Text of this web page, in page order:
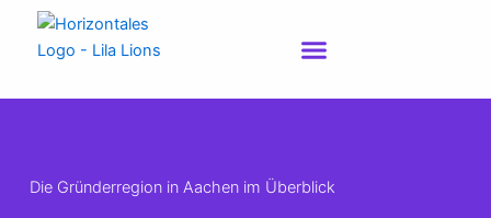
springen
Die Gründerregion in Aachen im Überblick